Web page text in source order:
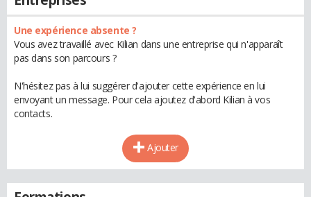
Une expérience absente ?
Vous avez travaillé avec Kilian dans une entreprise qui n'apparaît
pas dans son parcours ?
N'hésitez pas à lui suggérer d'ajouter cette expérience en lui
envoyant un message. Pour cela ajoutez d'abord Kilian à vos
contacts.
Ajouter